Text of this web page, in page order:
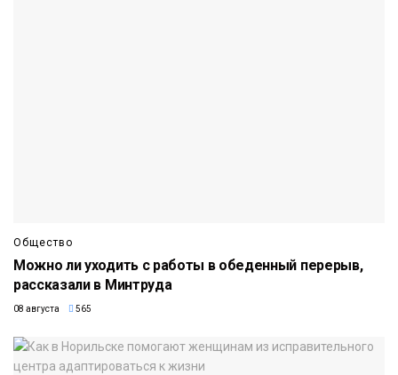
Общество
Можно ли уходить с работы в обеденный перерыв,
рассказали в Минтруда
08 августа 565